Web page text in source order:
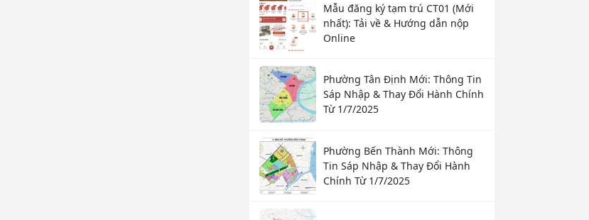
Mẫu đăng ký tạm trú CT01 (Mới
nhất): Tải về & Hướng dẫn nộp
Online
Phường Tân Định Mới: Thông Tin
Sáp Nhập & Thay Đổi Hành Chính
Từ 1/7/2025
Phường Bến Thành Mới: Thông
Tin Sáp Nhập & Thay Đổi Hành
Chính Từ 1/7/2025